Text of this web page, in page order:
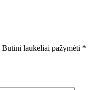
Būtini laukeliai pažymėti *